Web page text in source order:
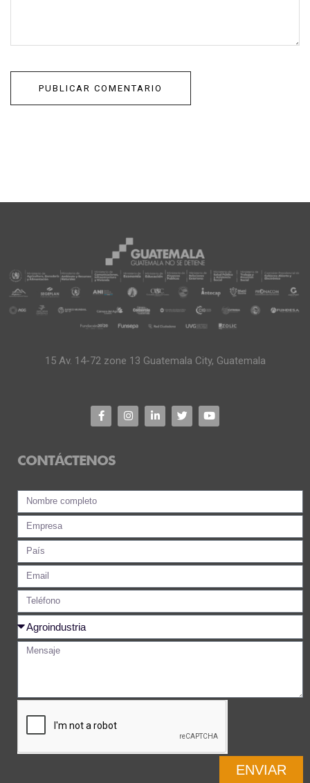
15 Av. 14-72 zone 13 Guatemala City, Guatemala
CONTÁCTENOS
ENVIAR